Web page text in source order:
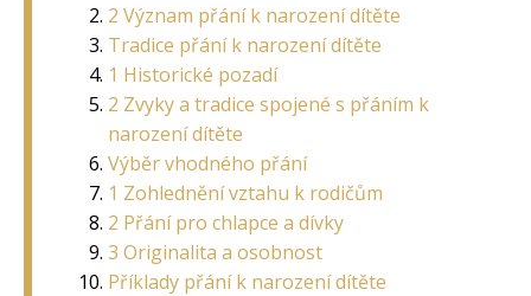
2 Význam přání k narození dítěte
Tradice přání k narození dítěte
1 Historické pozadí
2 Zvyky a tradice spojené s přáním k
narození dítěte
Výběr vhodného přání
1 Zohlednění vztahu k rodičům
2 Přání pro chlapce a dívky
3 Originalita a osobnost
Příklady přání k narození dítěte